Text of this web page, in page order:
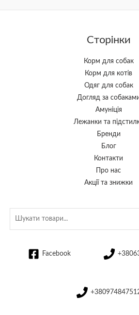
Сторінки
Корм для собак
Корм для котів
Одяг для собак
Догляд за
Амуніція
Лежанки та
Бренди
Блог
Контакти
Про нас
Акції та знижки
Facebook